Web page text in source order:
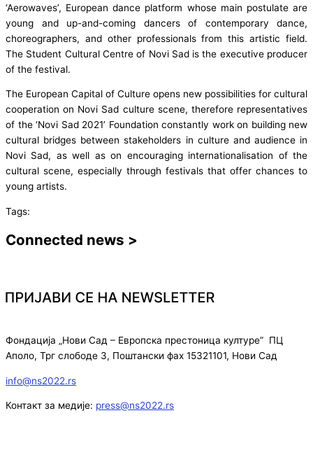
‘Aerowaves’, European dance platform whose main postulate are
young and up-and-coming dancers of contemporary dance,
choreographers, and other professionals from this artistic field.
The Student Cultural Centre of Novi Sad is the executive producer
of the festival.
The European Capital of Culture opens new possibilities for cultural
cooperation on Novi Sad culture scene, therefore representatives
of the ‘Novi Sad 2021’ Foundation constantly work on building new
cultural bridges between stakeholders in culture and audience in
Novi Sad, as well as on encouraging internationalisation of the
cultural scene, especially through festivals that offer chances to
young artists.
Tags:
Connected news >
Фондација „Нови Сад – Европска престоница културе” ПЦ
Аполо, Трг слободе 3, Поштански фах 15321101, Нови Сад
info@ns2022.rs
Контакт за медије: press@ns2022.rs